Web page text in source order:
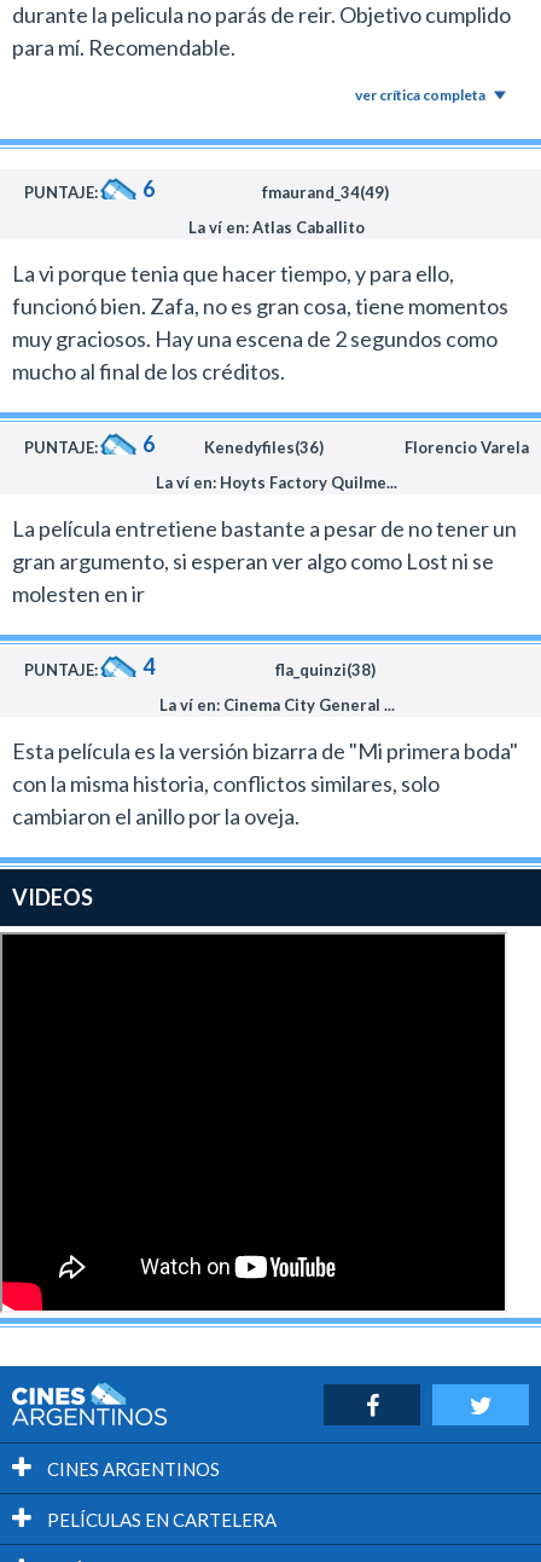
durante la pelicula no parás de reir. Objetivo cumplido
para mí. Recomendable.
ver crítica completa
PUNTAJE: 6
fmaurand_34(49)
La ví en: Atlas Caballito
La vi porque tenia que hacer tiempo, y para ello,
funcionó bien. Zafa, no es gran cosa, tiene momentos
muy graciosos. Hay una escena de 2 segundos como
mucho al final de los créditos.
PUNTAJE: 6 Kenedyfiles(36)
Florencio Varela
La ví en: Hoyts Factory Quilme...
La película entretiene bastante a pesar de no tener un
gran argumento, si esperan ver algo como Lost ni se
molesten en ir
PUNTAJE: 4
fla_quinzi(38)
La ví en: Cinema City General ...
Esta película es la versión bizarra de "Mi primera boda"
con la misma historia, conflictos similares, solo
cambiaron el anillo por la oveja.
VIDEOS
CINES ARGENTINOS
PELÍCULAS EN CARTELERA